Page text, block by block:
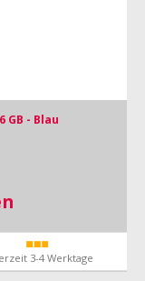
GB - Blau
3-4 Werktage